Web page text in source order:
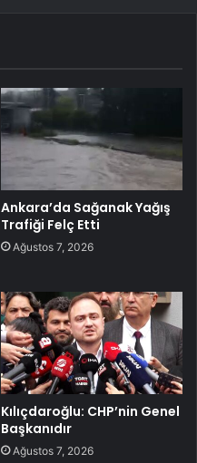
Ankara’da Sağanak Yağış
Trafiği Felç Etti
Ağustos 7, 2026
Kılıçdaroğlu: CHP’nin Genel
Başkanıdır
Ağustos 7, 2026